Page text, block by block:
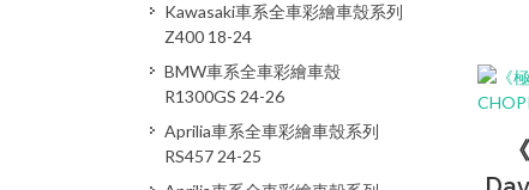
Kawasaki車系全車彩繪車殼系列
Z400 18-24
BMW車系全車彩繪車殼
R1300GS 24-26
Aprilia車系全車彩繪車殼系列
RS457 24-25